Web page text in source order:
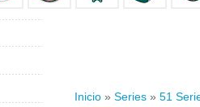
Inicio » Series » 51